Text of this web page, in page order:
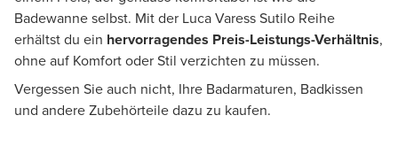
Badewanne selbst. Mit der Luca Varess Sutilo Reihe
erhältst du ein hervorragendes Preis-Leistungs-Verhältnis,
ohne auf Komfort oder Stil verzichten zu müssen.
Vergessen Sie auch nicht, Ihre Badarmaturen, Badkissen
und andere Zubehörteile dazu zu kaufen.